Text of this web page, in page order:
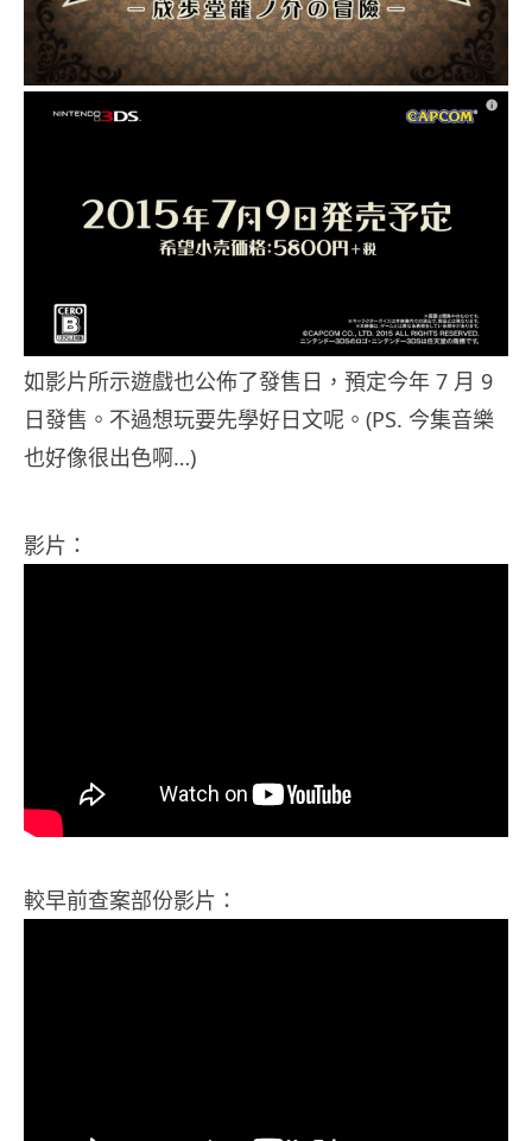
如影片所示遊戲也公佈了發售日，預定今年 7 月 9
日發售。不過想玩要先學好日文呢。(PS. 今集音樂
也好像很出色啊…)
影片：
較早前查案部份影片：